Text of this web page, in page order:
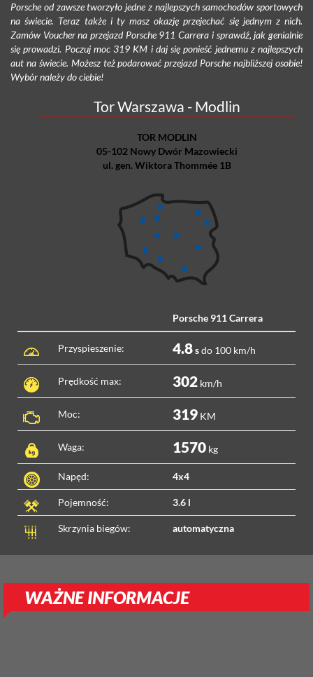
Porsche od zawsze tworzyło jedne z najlepszych samochodów sportowych
na świecie. Teraz także i ty masz okazję przejechać się jednym z nich.
Zamów Voucher na przejazd Porsche 911 Carrera i sprawdź, jak genialnie
się prowadzi. Poczuj moc 319 KM i daj się ponieść jednemu z najlepszych
aut na świecie. Możesz też podarować przejazd Porsche najbliższej osobie!
Wybór należy do ciebie!
Tor Warszawa - Modlin
TOR MODLIN
05-102 Nowy Dwór Mazowiecki
ul. gen. Wiktora Thommée 1B
Porsche 911 Carrera
Przyspieszenie: 4.8sdo 100 km/h
Prędkość max: 302 km/h
Moc: 319 KM
Waga: 1570 kg
Napęd: 4x4
Pojemność: 3.6 l
Skrzynia biegów: automatyczna
WAŻNE INFORMACJE